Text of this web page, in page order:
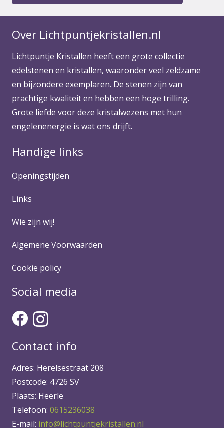
Over Lichtpuntjekristallen.nl
Lichtpuntje Kristallen heeft een grote collectie
edelstenen en kristallen, waaronder veel zeldzame
en bijzondere exemplaren. De stenen zijn van
prachtige kwaliteit en hebben een hoge trilling.
Grote liefde voor deze kristalwezens met hun
engelenenergie is wat ons drijft.
Handige links
Openingstijden
Links
Wie zijn wij!
Algemene Voorwaarden
Cookie policy
Social media
Contact info
Adres: Herelsestraat 208
Postcode: 4726 SV
Plaats: Heerle
Telefoon: 0615236038
E-mail: info@lichtpuntjekristallen.nl